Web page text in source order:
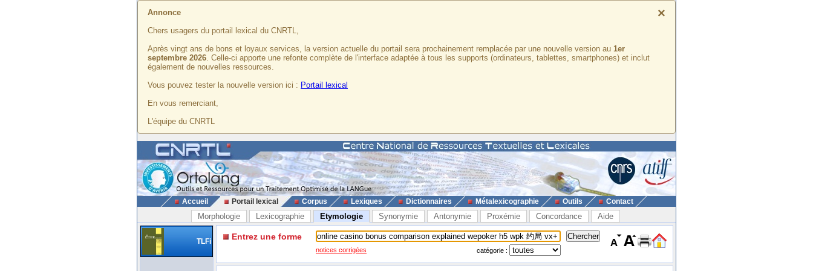
×
Annonce
Chers usagers du portail lexical du CNRTL,
Après vingt ans de bons et loyaux services, la version actuelle du portail sera prochainement remplacée par une nouvelle version au 1er
septembre 2026. Celle-ci apporte une refonte complète de l'interface adaptée à tous les supports (ordinateurs, tablettes, smartphones) et inclut
également de nouvelles ressources.
Vous pouvez tester la nouvelle version ici : Portail lexical
En vous remerciant,
L'équipe du CNRTL
Accueil Portail lexical Corpus Lexiques Dictionnaires Métalexicographie Outils Contact
Morphologie Lexicographie Etymologie Synonymie Antonymie Proxémie Concordance Aide
TLFi Entrez une forme
notices corrigées catégorie :